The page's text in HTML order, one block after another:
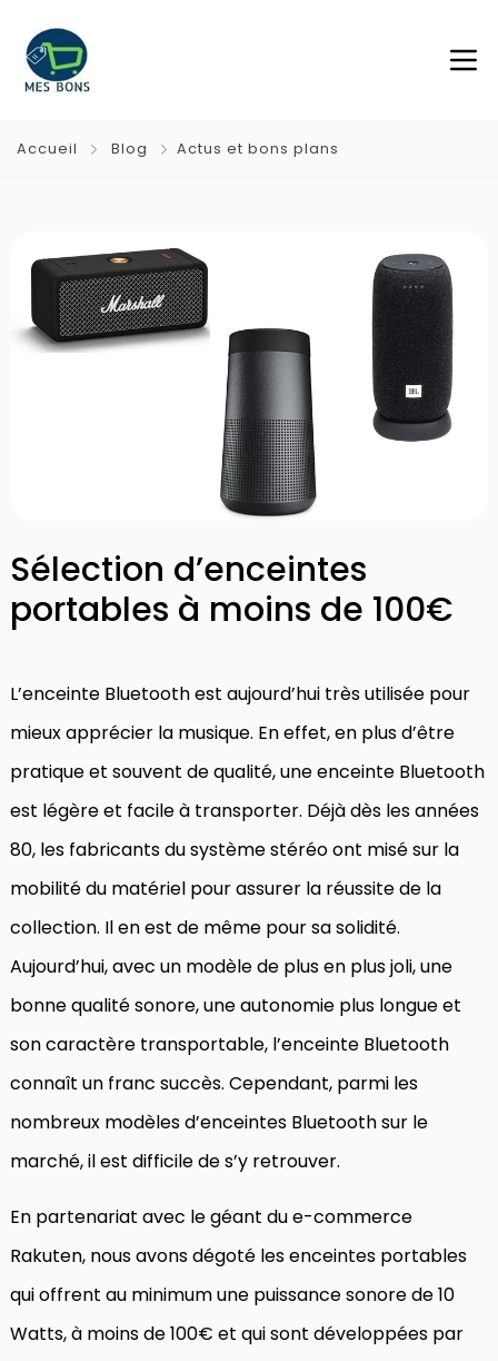
Accueil Blog Actus et bons plans
Sélection d’enceintes
portables à moins de 100€
L’enceinte Bluetooth est aujourd’hui très utilisée pour
mieux apprécier la musique. En effet, en plus d’être
pratique et souvent de qualité, une enceinte Bluetooth
est légère et facile à transporter. Déjà dès les années
80, les fabricants du système stéréo ont misé sur la
mobilité du matériel pour assurer la réussite de la
collection. Il en est de même pour sa solidité.
Aujourd’hui, avec un modèle de plus en plus joli, une
bonne qualité sonore, une autonomie plus longue et
son caractère transportable, l’enceinte Bluetooth
connaît un franc succès. Cependant, parmi les
nombreux modèles d’enceintes Bluetooth sur le
marché, il est difficile de s’y retrouver.
En partenariat avec le géant du e-commerce
Rakuten, nous avons dégoté les enceintes portables
qui offrent au minimum une puissance sonore de 10
Watts, à moins de 100€ et qui sont développées par